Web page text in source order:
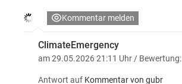
Kommentar melden
ClimateEmergency
am 29.05.2026 21:11 Uhr / Bewertung:
Antwort auf Kommentar von gubr